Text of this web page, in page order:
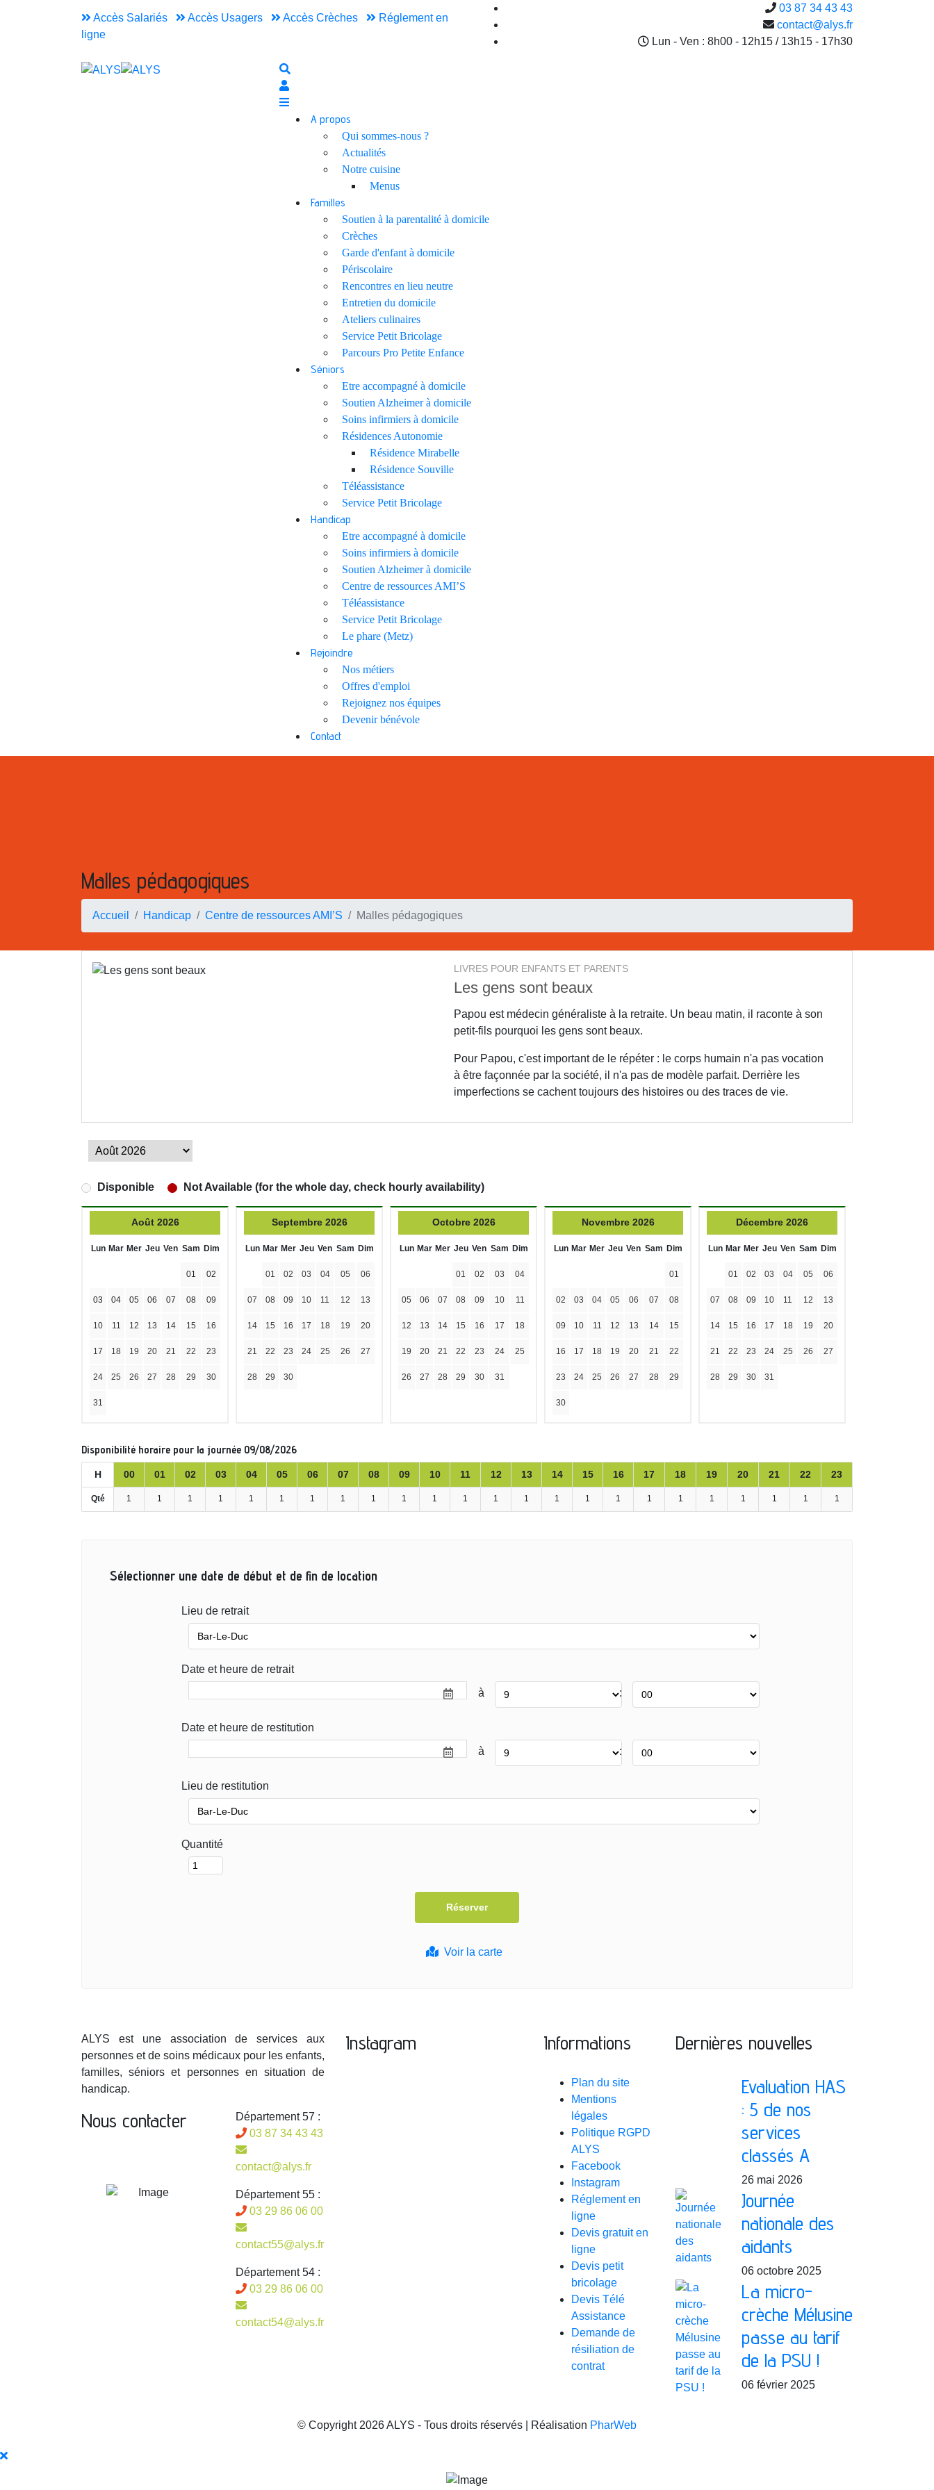
Accès Salariés Accès Usagers Accès Crèches
Réglement en
ligne
03 87 34 43 43
contact@alys.fr
Lun - Ven : 8h00 - 12h15 / 13h15 - 17h30
A propos
Qui sommes-nous ?
Actualités
Notre cuisine
Menus
Familles
Soutien à la parentalité à domicile
Crèches
Garde d'enfant à domicile
Périscolaire
Rencontres en lieu neutre
Entretien du domicile
Ateliers culinaires
Service Petit Bricolage
Parcours Pro Petite Enfance
Séniors
Etre accompagné à domicile
Soutien Alzheimer à domicile
Soins infirmiers à domicile
Résidences Autonomie
Résidence Mirabelle
Résidence Souville
Téléassistance
Service Petit Bricolage
Handicap
Etre accompagné à domicile
Soins infirmiers à domicile
Soutien Alzheimer à domicile
Centre de ressources AMI’S
Téléassistance
Service Petit Bricolage
Le phare (Metz)
Rejoindre
Nos métiers
Offres d'emploi
Rejoignez nos équipes
Devenir bénévole
Contact
Malles pédagogiques
Accueil Handicap Centre de ressources AMI’S Malles pédagogiques
LIVRES POUR ENFANTS ET PARENTS
Les gens sont beaux
Papou est médecin généraliste à la retraite. Un beau matin, il raconte à son
petit-fils pourquoi les gens sont beaux.
Pour Papou, c'est important de le répéter : le corps humain n'a pas vocation
à être façonnée par la société, il n'a pas de modèle parfait. Derrière les
imperfections se cachent toujours des histoires ou des traces de vie.
Disponible Not Available (for the whole day, check hourly availability)
Août 2026
Lun Mar Mer Jeu Ven Sam Dim
01 02
03 04 05 06 07 08 09
10 11 12 13 14 15 16
17 18 19 20 21 22 23
24 25 26 27 28 29 30
31
Septembre 2026
Lun Mar Mer Jeu Ven Sam Dim
01 02 03 04 05 06
07 08 09 10 11 12 13
14 15 16 17 18 19 20
21 22 23 24 25 26 27
28 29 30
Octobre 2026
Lun Mar Mer Jeu Ven Sam Dim
01 02 03 04
05 06 07 08 09 10 11
12 13 14 15 16 17 18
19 20 21 22 23 24 25
26 27 28 29 30 31
Novembre 2026
Lun Mar Mer Jeu Ven Sam Dim
01
02 03 04 05 06 07 08
09 10 11 12 13 14 15
16 17 18 19 20 21 22
23 24 25 26 27 28 29
30
Décembre 2026
Lun Mar Mer Jeu Ven Sam Dim
01 02 03 04 05 06
07 08 09 10 11 12 13
14 15 16 17 18 19 20
21 22 23 24 25 26 27
28 29 30 31
Disponibilité horaire pour la journée 09/08/2026
H 00 01 02 03 04 05 06 07 08 09 10 11 12 13 14 15 16 17 18 19 20 21 22 23
Qté 1 1 1 1 1 1 1 1 1 1 1 1 1 1 1 1 1 1 1 1 1 1 1 1
Sélectionner une date de début et de fin de location
Voir la carte
Lieu de retrait
Date et heure de retrait
à
:
Date et heure de restitution
à
:
Lieu de restitution
Quantité
ALYS est une association de services aux
personnes et de soins médicaux pour les enfants,
familles, séniors et personnes en situation de
handicap.
Nous contacter
Département 57 :
03 87 34 43 43
contact@alys.fr
Département 55 :
03 29 86 06 00
contact55@alys.fr
Département 54 :
03 29 86 06 00
contact54@alys.fr
Instagram Informations
Plan du site
Mentions
légales
Politique RGPD
ALYS
Facebook
Instagram
Réglement en
ligne
Devis gratuit en
ligne
Devis petit
bricolage
Devis Télé
Assistance
Demande de
résiliation de
contrat
Dernières nouvelles
Evaluation HAS
: 5 de nos
services
classés A
26 mai 2026
Journée
nationale des
aidants
06 octobre 2025
La micro-
crèche Mélusine
passe au tarif
de la PSU !
06 février 2025
© Copyright 2026 ALYS - Tous droits réservés | Réalisation PharWeb